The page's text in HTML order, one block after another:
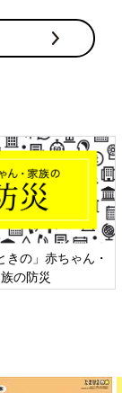
きの」赤ちゃん・
の防災